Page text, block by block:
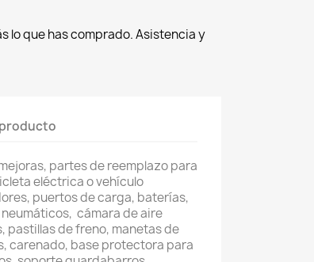
lo que has comprado. Asistencia y
partes de reemplazo para
eléctrica o vehículo
puertos de carga, baterías,
cámara de aire
pastillas de freno, manetas de
carenado, base protectora para